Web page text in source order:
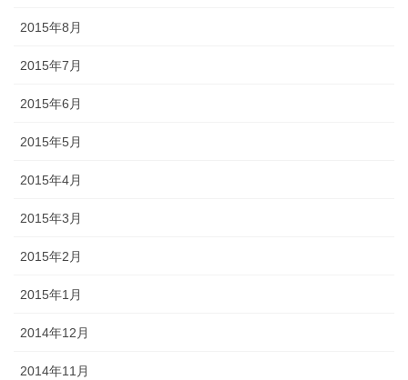
2015年8月
2015年7月
2015年6月
2015年5月
2015年4月
2015年3月
2015年2月
2015年1月
2014年12月
2014年11月